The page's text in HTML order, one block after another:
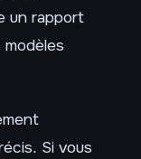
un rapport
Si vous